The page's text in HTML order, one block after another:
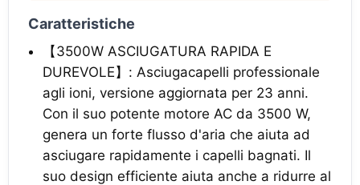
Caratteristiche
【3500W ASCIUGATURA RAPIDA E
DUREVOLE】: Asciugacapelli professionale
agli ioni, versione aggiornata per 23 anni.
Con il suo potente motore AC da 3500 W,
genera un forte flusso d'aria che aiuta ad
asciugare rapidamente i capelli bagnati. Il
suo design efficiente aiuta anche a ridurre al